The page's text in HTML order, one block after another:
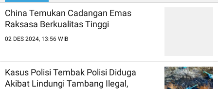
China Temukan Cadangan Emas
Raksasa Berkualitas Tinggi
02 DES 2024, 13:56 WIB
Kasus Polisi Tembak Polisi Diduga
Akibat Lindungi Tambang Ilegal,